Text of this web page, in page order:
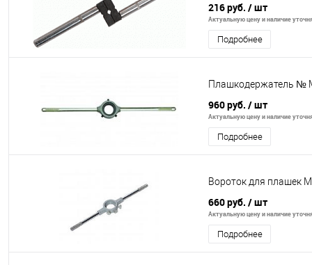
216 руб. / шт
Актуальную цену и наличие
Подробнее
Плашкодержатель №
960 руб. / шт
Актуальную цену и наличие
Подробнее
Вороток для плашек
660 руб. / шт
Актуальную цену и наличие
Подробнее